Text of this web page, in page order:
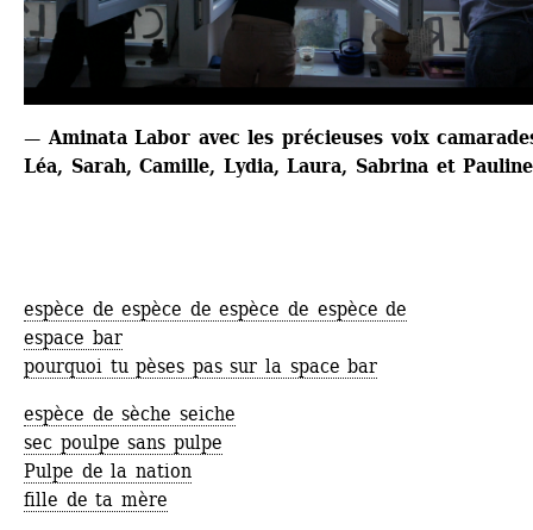
— Aminata Labor avec les précieuses voix
Léa, Sarah, Camille, Lydia, Laura, Sabrina et Pauline
espèce de espèce de espèce de espèce de
espace bar
pourquoi tu pèses pas sur la space bar
espèce de sèche seiche
sec poulpe sans pulpe
Pulpe de la nation
fille de ta mère